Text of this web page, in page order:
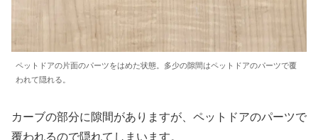
ペットドアの片面のパーツをはめた状態。多少の隙間はペットドアのパーツで覆
われて隠れる。
カーブの部分に隙間がありますが、ペットドアのパーツで
覆われるので隠れてしまいます。